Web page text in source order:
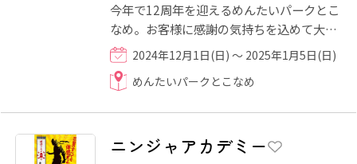
今年で12周年を迎えるめんたいパークとこ
なめ。お客様に感謝の気持ちを込めて大感
謝祭が開催されます！期間中、めんたいパ
ーク直売店で販売してい...
2024年12月1日(日) ～ 2025年1月5日(日)
めんたいパークとこなめ
ニンジャアカデミー